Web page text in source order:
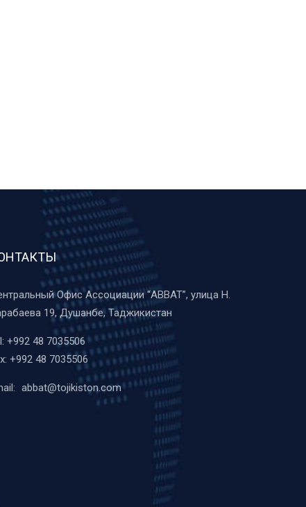
Офис Ассоциации “ABBAT”, улица Н.
19, Душанбе, Таджикистан
+992 48 7035506
+992 48 7035506
abbat@tojikiston.com